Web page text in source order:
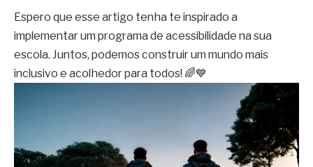
Espero que esse artigo tenha te inspirado a
implementar um programa de acessibilidade na sua
escola. Juntos, podemos construir um mundo mais
inclusivo e acolhedor para todos! 🌈💙